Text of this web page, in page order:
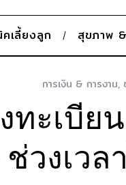
คเลี้ยงลูก สุขภาพ
การเงิน & การงาน,
ทะเบีย
วงเว